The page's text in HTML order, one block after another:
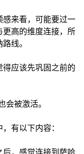
感来看，可能要过一
更高的维度连接，所
线。
得应该先巩固之前的
会被激活。
有以下内容：
后，感觉连接到萨哈